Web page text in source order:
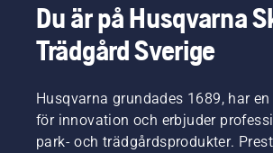
batteri
sitter
ska gör
att du
kan
arbeta
Du är på Husqvarna
Trädgård Sverige
Husqvarna grundades 1689, har
för innovation och erbjuder
park- och trädgårdsprodukter.